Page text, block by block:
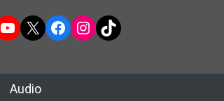
YouTube
X Facebook
Instagram
TikTok
Audio